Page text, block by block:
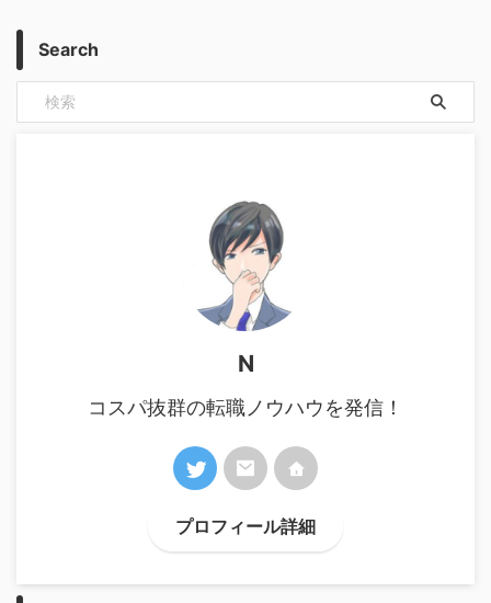
Search
N
コスパ抜群の転職ノウハウを発信！
プロフィール詳細